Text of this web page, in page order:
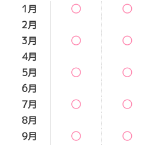
1月
◯
◯
2月
3月
◯
◯
4月
5月
◯
◯
6月
7月
◯
◯
8月
9月
◯
◯